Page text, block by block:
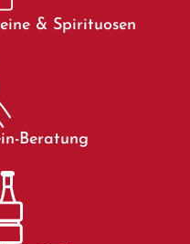
& Spirituosen
Beratung